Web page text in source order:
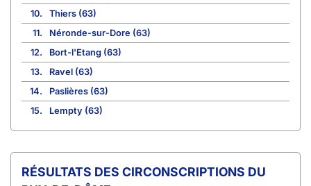
10.
Thiers (63)
11.
Néronde-sur-Dore (63)
12.
Bort-l'Etang (63)
13.
Ravel (63)
14.
Paslières (63)
15.
Lempty (63)
CIRCONSCRIPTIONS DU